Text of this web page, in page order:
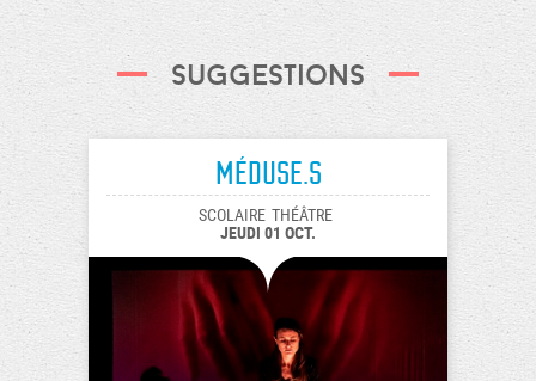
Suggestions
Méduse.s
SCOLAIRE THÉÂTRE
JEUDI 01 OCT.